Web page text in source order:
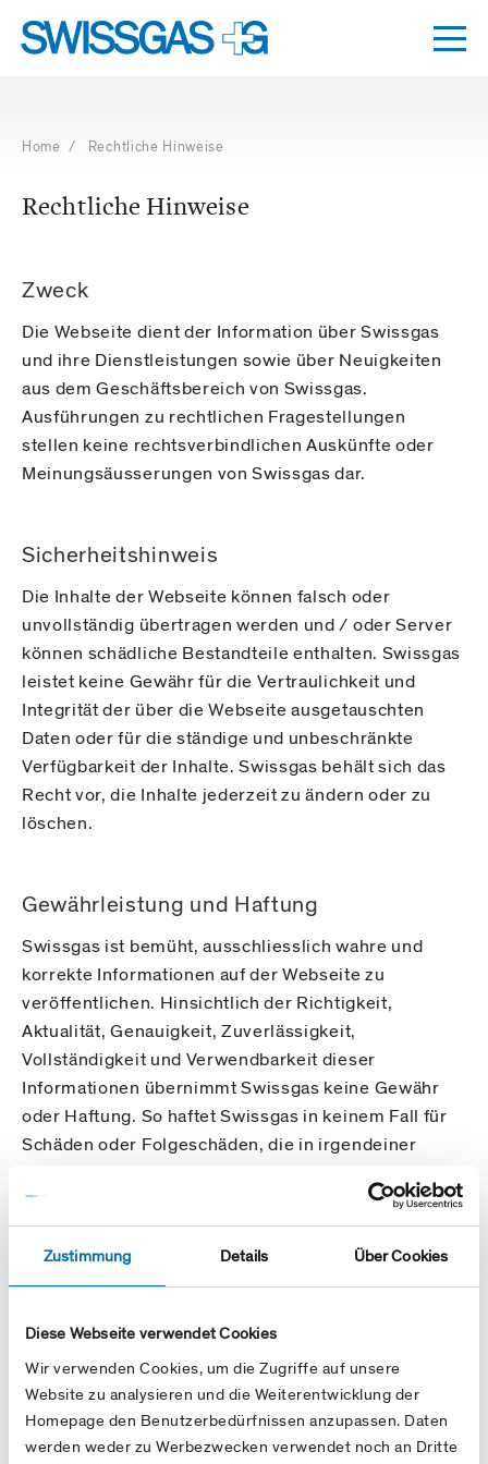
Zustimmung Details Über Cookies
Diese Webseite verwendet Cookies
Wir verwenden Cookies, um die Zugriffe auf unsere
Website zu analysieren und die Weiterentwicklung der
Homepage den Benutzerbedürfnissen anzupassen. Daten
werden weder zu Werbezwecken verwendet noch an Dritte
KeysHome / Rechtliche Hinweise
Rechtliche Hinweise
Zweck
Die Webseite dient der Information über Swissgas
und ihre Dienstleistungen sowie über Neuigkeiten
aus dem Geschäftsbereich von Swissgas.
Ausführungen zu rechtlichen Fragestellungen
stellen keine rechtsverbindlichen Auskünfte oder
Meinungsäusserungen von Swissgas dar.
Sicherheitshinweis
Die Inhalte der Webseite können falsch oder
unvollständig übertragen werden und / oder Server
können schädliche Bestandteile enthalten. Swissgas
leistet keine Gewähr für die Vertraulichkeit und
Integrität der über die Webseite ausgetauschten
Daten oder für die ständige und unbeschränkte
Verfügbarkeit der Inhalte. Swissgas behält sich das
Recht vor, die Inhalte jederzeit zu ändern oder zu
löschen.
Gewährleistung und Haftung
Swissgas ist bemüht, ausschliesslich wahre und
korrekte Informationen auf der Webseite zu
veröffentlichen. Hinsichtlich der Richtigkeit,
Aktualität, Genauigkeit, Zuverlässigkeit,
Vollständigkeit und Verwendbarkeit dieser
Informationen übernimmt Swissgas keine Gewähr
oder Haftung. So haftet Swissgas in keinem Fall für
Schäden oder Folgeschäden, die in irgendeiner
Benutzung oder Abfrage der Webseite
beziehungsweise den darauf enthaltenen
Informationen stehen.
externen Webseiten, auf deren Inhalte und
technische Ausgestaltung Swissgas weder Einfluss
hat noch dafür Gewähr übernehmen kann. Das
Herstellen von Verbindungen zu den verlinkten
Webseiten erfolgt auf eigenes Risiko.